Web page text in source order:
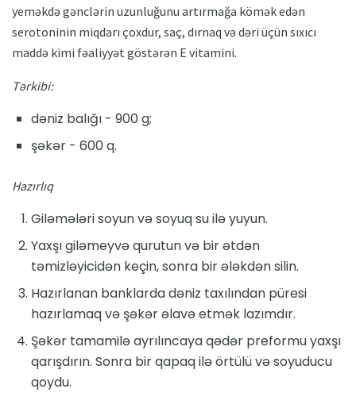
yeməkdə gənclərin uzunluğunu artırmağa kömək edən
serotoninin miqdarı çoxdur, saç, dırnaq və dəri üçün sıxıcı
maddə kimi fəaliyyət göstərən E vitamini.
Tərkibi:
dəniz balığı - 900 g;
şəkər - 600 q.
Hazırlıq
Giləmələri soyun və soyuq su ilə yuyun.
Yaxşı giləmeyvə qurutun və bir ətdən
təmizləyicidən keçin, sonra bir ələkdən silin.
Hazırlanan banklarda dəniz taxılından püresi
hazırlamaq və şəkər əlavə etmək lazımdır.
Şəkər tamamilə ayrılıncaya qədər preformu yaxşı
qarışdırın. Sonra bir qapaq ilə örtülü və soyuducu
qoydu.